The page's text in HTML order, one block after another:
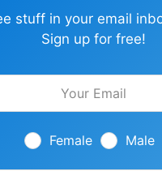
stuff in your email
Sign up for free!
Female Male